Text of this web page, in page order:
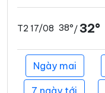
T2 17/08 38°/32°
Ngày mai
7 ngày tới